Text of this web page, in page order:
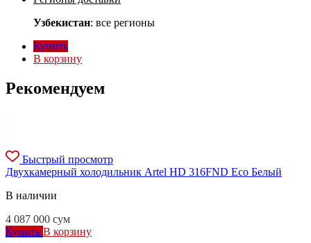
Узбекистан: все регионы
Купить
В корзину
Рекомендуем
Быстрый просмотр
Двухкамерный холодильник Artel HD 316FND Eco Белый
В наличии
4 087 000 сум
Купить В корзину